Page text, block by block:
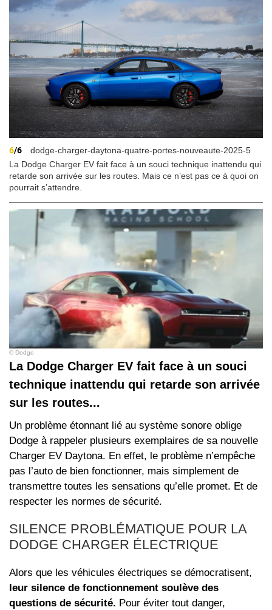
6/6
dodge-charger-daytona-quatre-portes-nouveaute-2025-5
La Dodge Charger EV fait face à un souci technique inattendu qui
retarde son arrivée sur les routes. Mais ce n’est pas ce à quoi on
pourrait s’attendre.
© Dodge
La Dodge Charger EV fait face à un souci
technique inattendu qui retarde son arrivée
sur les routes...
Un problème étonnant lié au système sonore oblige
Dodge à rappeler plusieurs exemplaires de sa nouvelle
Charger EV Daytona. En effet, le problème n’empêche
pas l’auto de bien fonctionner, mais simplement de
transmettre toutes les sensations qu’elle promet. Et de
respecter les normes de sécurité.
SILENCE PROBLÉMATIQUE POUR LA
DODGE CHARGER ÉLECTRIQUE
Alors que les véhicules électriques se démocratisent,
leur silence de fonctionnement soulève des
questions de sécurité. Pour éviter tout danger,